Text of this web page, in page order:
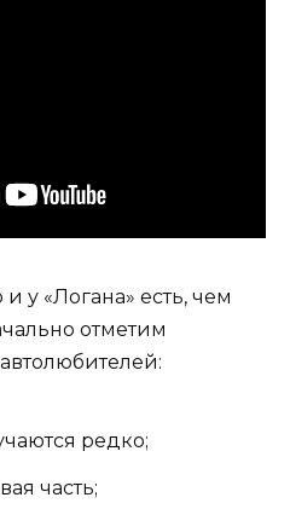
у «Логана» есть, чем
отметим
редко;
часть;